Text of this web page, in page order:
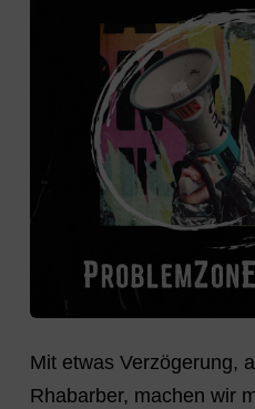
Mit etwas Verzögerung,
Rhabarber, machen wir